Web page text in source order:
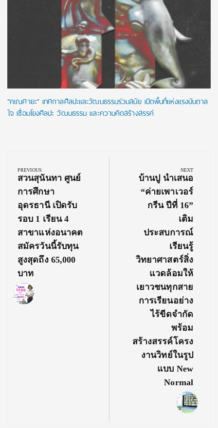
“คเณศายะ” เทศกาลศิลปะและวัฒนธรรมร่วมสมัย เปิดพื้นที่แห่งแรงบันดาล
ใจ เชื่อมโยงศิลปะ วัฒนธรรม และความคิดสร้างสรรค์
navigation
PREVIOUS
Previous
Post:
สวนสุนันทา ศูนย์
การศึกษา
อุดรธานี เปิดรับ
รอบ 1 เรียน 4
สาขาแห่งอนาคต
สมัครวันนี้รับทุน
สูงสุดถึง 65,000
บาท
NEXT
Next
Post:
บ้านปู นำเสนอ
“ค่ายเพาเวอร์
กรีน ปีที่ 16”
เติม
ประสบการณ์
เรียนรู้
วิทยาศาสตร์สิ่ง
แวดล้อมให้
เยาวชนทุกสาย
การเรียนอย่าง
ไร้ขีดจำกัด
พร้อม
สร้างสรรค์โครง
งานวิทย์ในรูป
แบบ New
Normal